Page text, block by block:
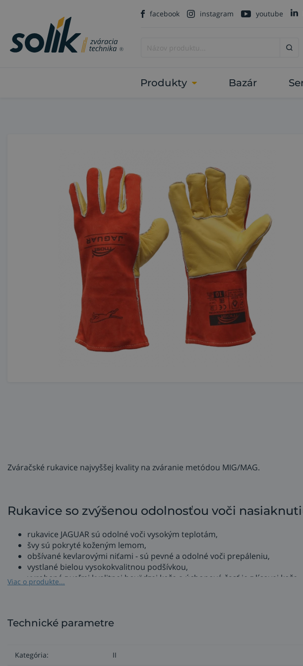
facebook instagram youtube
Produkty Bazár
Zváračské rukavice najvyššej kvality na zváranie metódou MIG/MAG.
Rukavice so zvýšenou odolnosťou voči
rukavice JAGUAR sú odolné voči vysokým teplotám,
švy sú pokryté koženým lemom,
obšívané kevlarovými niťami - sú pevné a odolné voči prepáleniu,
vystlané bielou vysokokvalitnou podšívkou,
vyrobené z veľmi kvalitnej hovädzej kože a úchopová časť je z lícovej kože,
so zvýšenou odolnosťou voči nasiaknutiu oleja, špiny a iných nečistôt v
Rukavice spĺňajú normy EN 388 (4133X), EN 407 (423X4X), EN 420, EN 12477+ A1.
Viac o produkte...
Technické parametre
Kategória: II